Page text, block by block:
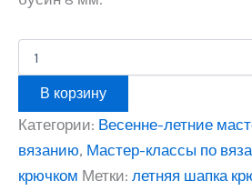
Количество
товара
вязанию
шапки
"Лейла"
В корзину
Категории: Весенне-летние
вязанию, Мастер-классы по
крючком Метки: летняя шапка